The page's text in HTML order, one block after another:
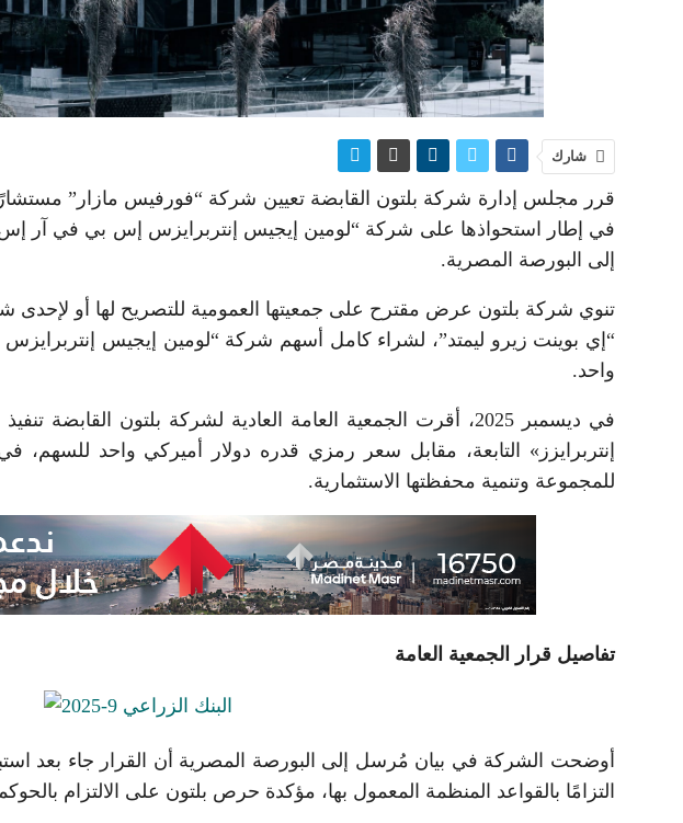
شارك
قرر مجلس إدارة شركة بلتون القابضة تعيين شركة “فورفيس مازار” مستشارًا
في إطار استحواذها على شركة “لومين إيجيس إنتربرايزس إس بي في آر إس
إلى البورصة المصرية.
تنوي شركة بلتون عرض مقترح على جمعيتها العمومية للتصريح لها أو لإحدى
“إي بوينت زيرو ليمتد”، لشراء كامل أسهم شركة “لومين إيجيس
واحد.
في ديسمبر 2025، أقرت الجمعية العامة العادية لشركة بلتون
إنتربرايزز» التابعة، مقابل سعر رمزي قدره دولار أميركي واحد للسهم،
للمجموعة وتنمية محفظتها الاستثمارية.
تفاصيل قرار الجمعية العامة
أوضحت الشركة في بيان مُرسل إلى البورصة المصرية أن القرار جاء بعد
التزامًا بالقواعد المنظمة المعمول بها، مؤكدة حرص بلتون على الالتزام